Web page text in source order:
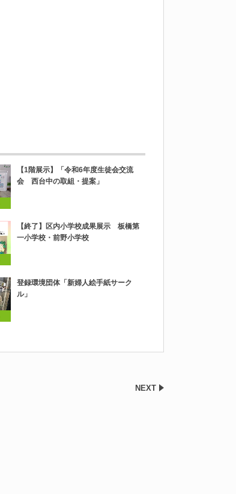
【1階展示】「令和6年度生徒会交流
会 西台中の取組・提案」
【終了】区内小学校成果展示 板橋第
一小学校・前野小学校
登録環境団体「新婦人絵手紙サーク
ル」
NEXT